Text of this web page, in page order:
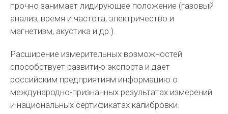
прочно занимает лидирующее положение (газовый
анализ, время и частота, электричество и
магнетизм, акустика и др.).
Расширение измерительных возможностей
способствует развитию экспорта и дает
российским предприятиям информацию о
международно-признанных результатах измерений
и национальных сертификатах калибровки.